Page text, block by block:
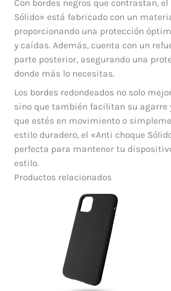
Con bordes negros que contrastan,
Sólido» está fabricado con un
proporcionando una protección
y caídas. Además, cuenta con un
parte posterior, asegurando una
donde más lo necesitas.
Los bordes redondeados no solo
sino que también facilitan su agarre
que estés en movimiento o
estilo duradero, el «Anti choque
perfecta para mantener tu
estilo.
Productos relacionados